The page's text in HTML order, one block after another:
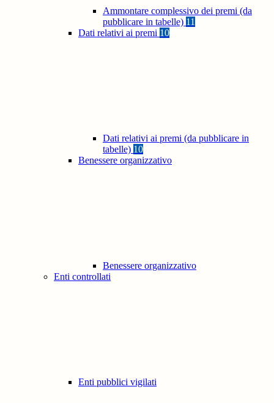
Ammontare complessivo dei premi (da
pubblicare in tabelle) 11
Dati relativi ai premi 10
Dati relativi ai premi (da pubblicare in
tabelle) 10
Benessere organizzativo
Benessere organizzativo
Enti controllati
Enti pubblici vigilati